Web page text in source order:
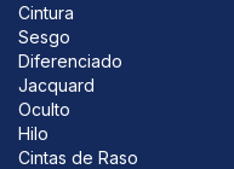
Cintura
Sesgo
Diferenciado
Jacquard
Oculto
Hilo
Cintas de Raso